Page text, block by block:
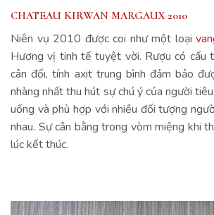
CHATEAU KIRWAN MARGAUX 2010
Niên vụ 2010 được coi như một loại
Hương vị tinh tế tuyệt vời. Rượu có cấu
cân đối, tính axit trung bình đảm bảo
nhàng nhất thu hút sự chú ý của người
uống và phù hợp với nhiều đối tượng
nhau. Sự cân bằng trong vòm miệng khi
lúc kết thúc.